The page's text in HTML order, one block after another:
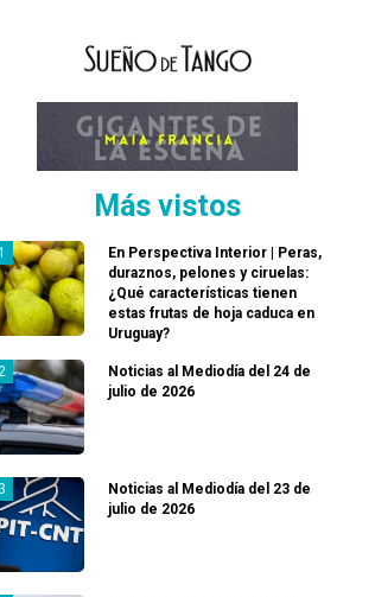
Más vistos
En Perspectiva Interior | Peras,
duraznos, pelones y ciruelas:
¿Qué características tienen
estas frutas de hoja caduca en
Uruguay?
Noticias al Mediodía del 24 de
julio de 2026
Noticias al Mediodía del 23 de
julio de 2026